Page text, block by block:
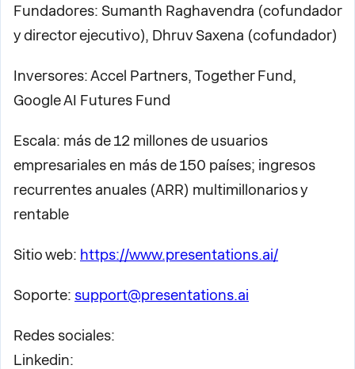
Fundadores: Sumanth Raghavendra (cofundador
y director ejecutivo), Dhruv Saxena (cofundador)
Inversores: Accel Partners, Together Fund,
Google AI Futures Fund
Escala: más de 12 millones de usuarios
empresariales en más de 150 países; ingresos
recurrentes anuales (ARR) multimillonarios y
rentable
Sitio web: https://www.presentations.ai/
Soporte: support@presentations.ai
Redes sociales:
Linkedin: